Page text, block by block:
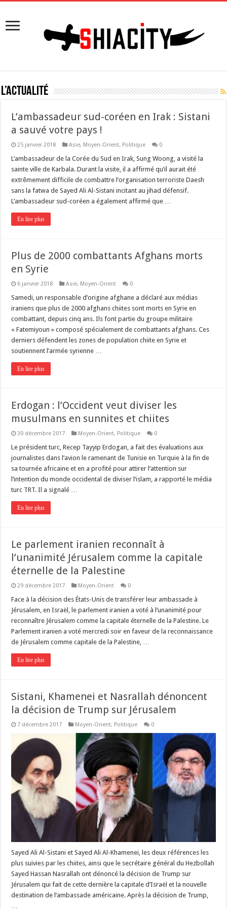
L’actualité
L’ambassadeur sud-coréen en Irak : Sistani
a sauvé votre pays !
25 janvier 2018 Asie, Moyen-Orient, Politique 0
L’ambassadeur de la Corée du Sud en Irak, Sung Woong, a visité la
sainte ville de Karbala. Durant la visite, il a affirmé qu’il aurait été
extrêmement difficile de combattre l’organisation terroriste Daesh
sans la fatwa de Sayed Ali Al-Sistani incitant au jihad défensif.
L’ambassadeur sud-coréen a également affirmé que …
En lire plus
Plus de 2000 combattants Afghans morts
en Syrie
6 janvier 2018 Asie, Moyen-Orient 0
Samedi, un responsable d’origine afghane a déclaré aux médias
iraniens que plus de 2000 afghans chiites sont morts en Syrie en
combattant, depuis cinq ans. Ils font partie du groupe militaire
« Fatemiyoun » composé spécialement de combattants afghans. Ces
derniers défendent les zones de population chiite en Syrie et
soutiennent l’armée syrienne …
En lire plus
Erdogan : l’Occident veut diviser les
musulmans en sunnites et chiites
30 décembre 2017 Moyen-Orient, Politique 0
Le président turc, Recep Tayyip Erdogan, a fait des évaluations aux
journalistes dans l’avion le ramenant de Tunisie en Turquie à la fin de
sa tournée africaine et en a profité pour attirer l’attention sur
l’intention du monde occidental de diviser l’islam, a rapporté le média
turc TRT. Il a signalé …
En lire plus
Le parlement iranien reconnaît à
l’unanimité Jérusalem comme la capitale
éternelle de la Palestine
29 décembre 2017 Moyen-Orient 0
Face à la décision des États-Unis de transférer leur ambassade à
Jérusalem, en Israël, le parlement iranien a voté à l’unanimité pour
reconnaître Jérusalem comme la capitale éternelle de la Palestine. Le
Parlement iranien a voté mercredi soir en faveur de la reconnaissance
de Jérusalem comme capitale de la Palestine, …
En lire plus
Sistani, Khamenei et Nasrallah dénoncent
la décision de Trump sur Jérusalem
7 décembre 2017 Moyen-Orient, Politique 0
Sayed Ali Al-Sistani et Sayed Ali Al-Khamenei, les deux références les
plus suivies par les chiites, ainsi que le secrétaire général du Hezbollah
Sayed Hassan Nasrallah ont dénoncé la décision de Trump sur
Jérusalem qui fait de cette dernière la capitale d’Israël et la nouvelle
destination de l’ambassade américaine. Après la décision de Trump,